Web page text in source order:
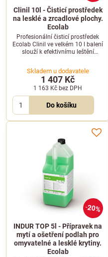
Clinil 10l - Čisticí prostředek
na lesklé a zrcadlové plochy.
Ecolab
Profesionální čisticí prostředek
Ecolab Clinil ve velkém 10 l balení
slouží k efektivnímu leštění
Skladem u dodavatele
1 407 Kč
1 163 Kč bez DPH
Do košíku
20%
INDUR TOP 5l - Přípravek na
mytí a ošetření podlah pro
omyvatelné a lesklé krytiny.
Ecolab